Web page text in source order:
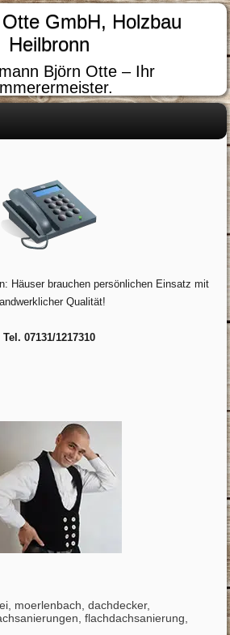
GmbH, Holzbau
Heilbronn
Björn Otte – Ihr
Häuser brauchen persönlichen Einsatz mit
Qualität!
Tel. 07131/1217310
moerlenbach, dachdecker,
flachdachsanierung,